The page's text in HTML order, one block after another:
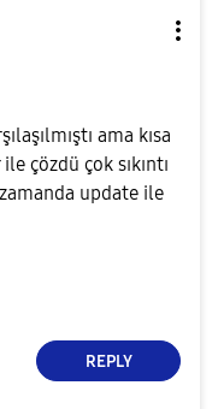
ama kısa
çözdü çok sıkıntı
update ile
REPLY